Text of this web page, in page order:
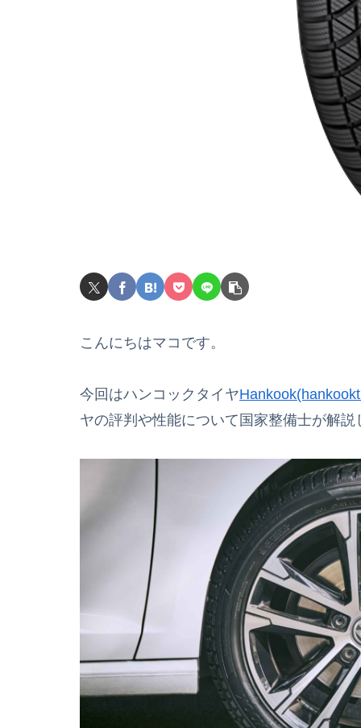
こんにちはマコです。
今回はハンコックタイヤ
ヤの評判や性能について国家整備士が解説